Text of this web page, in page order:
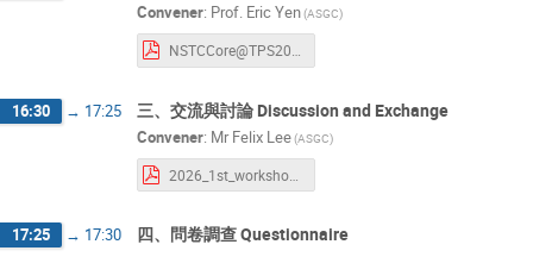
Convener: Prof. Eric Yen(ASGC)
16:30 → 17:25 三、交流與討論 Discussion and Exchange
Convener: Mr Felix Lee(ASGC)
17:25 → 17:30 四、問卷調查 Questionnaire